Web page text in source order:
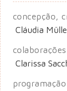
concepção,
Cláudia
colaborações
Clarissa